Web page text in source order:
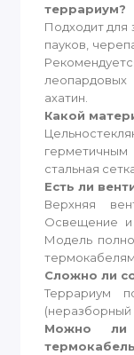
террариум?
Подходит для
пауков,
леопардовых
ахатин.
Какой
стальная
Есть ли
Верхняя
Освещение и
Модель
Сложно ли
Террариум
(неразборный
Можно ли